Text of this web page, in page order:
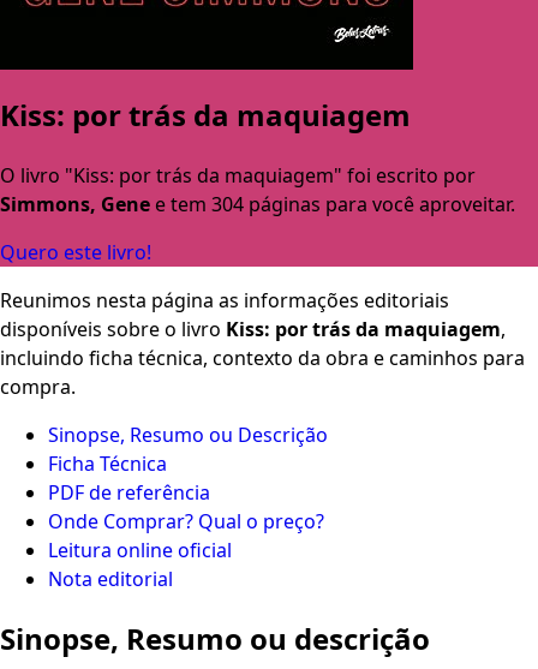
Kiss: por trás da maquiagem
O livro "Kiss: por trás da maquiagem" foi escrito por
Simmons, Gene e tem 304 páginas para você aproveitar.
Quero este livro!
Reunimos nesta página as informações editoriais
disponíveis sobre o livro Kiss: por trás da maquiagem,
incluindo ficha técnica, contexto da obra e caminhos para
compra.
Sinopse, Resumo ou Descrição
Ficha Técnica
PDF de referência
Onde Comprar? Qual o preço?
Leitura online oficial
Nota editorial
Sinopse, Resumo ou descrição